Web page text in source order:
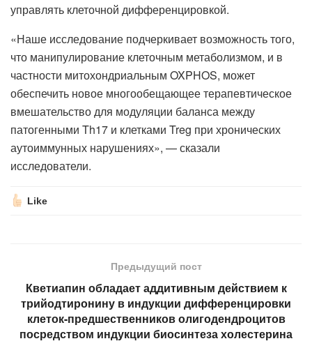
управлять клеточной дифференцировкой.
«Наше исследование подчеркивает возможность того,
что манипулирование клеточным метаболизмом, и в
частности митохондриальным OXPHOS, может
обеспечить новое многообещающее терапевтическое
вмешательство для модуляции баланса между
патогенными Th17 и клетками Treg при хронических
аутоиммунных нарушениях», — сказали
исследователи.
Like
Предыдущий пост
Кветиапин обладает аддитивным действием к
трийодтиронину в индукции дифференцировки
клеток-предшественников олигодендроцитов
посредством индукции биосинтеза холестерина